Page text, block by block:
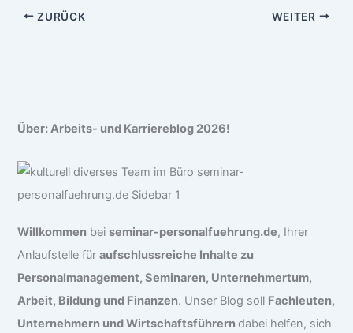
ZURÜCK WEITER
Über: Arbeits- und Karriereblog 2026!
Willkommen beiseminar-personalfuehrung.de, Ihrer
Anlaufstelle füraufschlussreiche Inhalte zu
Personalmanagement, Seminaren, Unternehmertum,
Arbeit, Bildung und Finanzen. Unser Blog soll Fachleuten,
Unternehmern und Wirtschaftsführern dabei helfen, sich